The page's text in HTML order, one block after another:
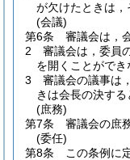
が欠けたときは，
(会議)
第6条
審議会は，
2
審議会は，委員
を開くことができ
3
審議会の議事は
きは会長の決する
(庶務)
第7条
審議会の庶
(委任)
第8条
この条例に